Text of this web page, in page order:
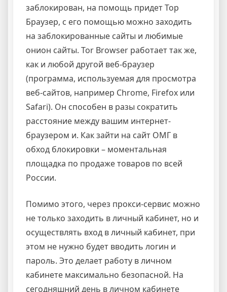
заблокирован, на помощь придет Тор
Браузер, с его помощью можно заходить
на заблокированные сайты и любимые
онион сайты. Tor Browser работает так же,
как и любой другой веб-браузер
(программа, используемая для просмотра
веб-сайтов, например Chrome, Firefox или
Safari). Он способен в разы сократить
расстояние между вашим интернет-
браузером и. Как зайти на сайт ОМГ в
обход блокировки – моментальная
площадка по продаже товаров по всей
России.
Помимо этого, через прокси-сервис можно
не только заходить в личный кабинет, но и
осуществлять вход в личный кабинет, при
этом не нужно будет вводить логин и
пароль. Это делает работу в личном
кабинете максимально безопасной. На
сегодняшний день в личном кабинете